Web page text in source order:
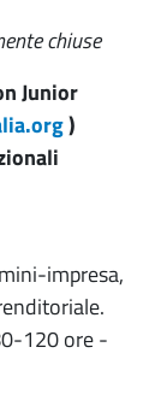
chiuse
Junior
)
impresa,
120 ore -